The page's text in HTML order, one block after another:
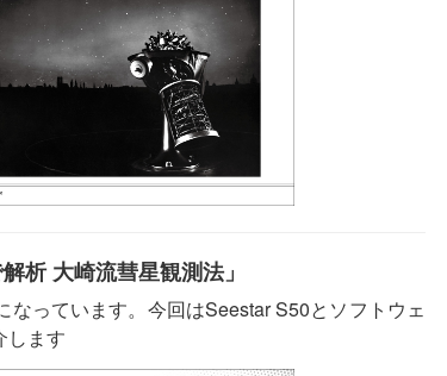
析 大崎流彗星観測法」
っています。今回はSeestar S50とソフトウェ
します